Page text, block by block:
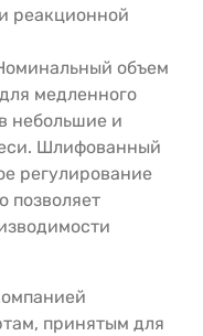
реакционной
объем
медленного
небольшие и
Шлифованный
регулирование
позволяет
принятым для